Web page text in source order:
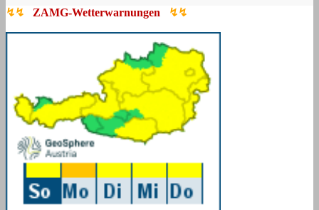
↯↯ ZAMG-Wetterwarnungen ↯↯